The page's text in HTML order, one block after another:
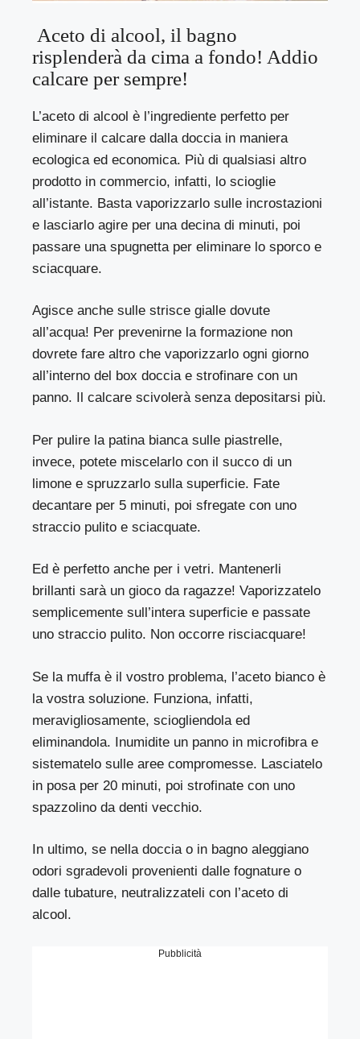
Aceto di alcool, il bagno
risplenderà da cima a fondo! Addio
calcare per sempre!
L’aceto di alcool è l’ingrediente perfetto per
eliminare il calcare dalla doccia in maniera
ecologica ed economica. Più di qualsiasi altro
prodotto in commercio, infatti, lo scioglie
all’istante. Basta vaporizzarlo sulle incrostazioni
e lasciarlo agire per una decina di minuti, poi
passare una spugnetta per eliminare lo sporco e
sciacquare.
Agisce anche sulle strisce gialle dovute
all’acqua! Per prevenirne la formazione non
dovrete fare altro che vaporizzarlo ogni giorno
all’interno del box doccia e strofinare con un
panno. Il calcare scivolerà senza depositarsi più.
Per pulire la patina bianca sulle piastrelle,
invece, potete miscelarlo con il succo di un
limone e spruzzarlo sulla superficie. Fate
decantare per 5 minuti, poi sfregate con uno
straccio pulito e sciacquate.
Ed è perfetto anche per i vetri. Mantenerli
brillanti sarà un gioco da ragazze! Vaporizzatelo
semplicemente sull’intera superficie e passate
uno straccio pulito. Non occorre risciacquare!
Se la muffa è il vostro problema, l’aceto bianco è
la vostra soluzione. Funziona, infatti,
meravigliosamente, sciogliendola ed
eliminandola. Inumidite un panno in microfibra e
sistematelo sulle aree compromesse. Lasciatelo
in posa per 20 minuti, poi strofinate con uno
spazzolino da denti vecchio.
In ultimo, se nella doccia o in bagno aleggiano
odori sgradevoli provenienti dalle fognature o
dalle tubature, neutralizzateli con l’aceto di
alcool.
Pubblicità